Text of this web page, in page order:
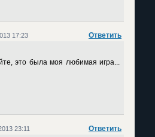
Ответить
17:23
это была моя любимая игра...
Ответить
23:11